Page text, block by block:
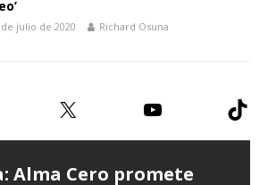
de julio de 2020 Richard Osuna
Alma Cero promete
Paulina Goto expresa
Prometen risas con